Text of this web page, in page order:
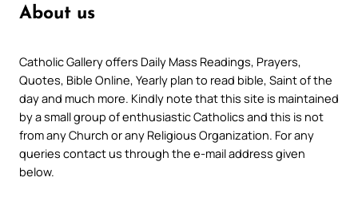
About us
Catholic Gallery offers Daily Mass Readings, Prayers,
Quotes, Bible Online, Yearly plan to read bible, Saint of the
day and much more. Kindly note that this site is maintained
by a small group of enthusiastic Catholics and this is not
from any Church or any Religious Organization. For any
queries contact us through the e-mail address given
below.